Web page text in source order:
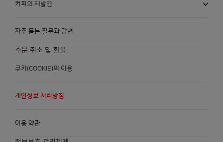
커피의 재발견
자주 묻는 질문과 답변
주문 취소 및 환불
쿠키(COOKIE)의 이용
개인정보 처리방침
이용 약관